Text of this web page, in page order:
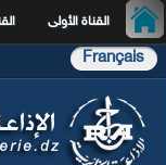
القناة الأولى
Français